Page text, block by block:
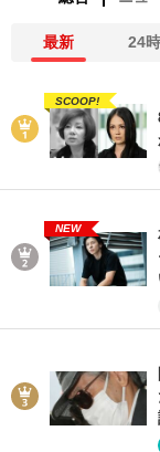
最新 24
SCOOP!
NEW